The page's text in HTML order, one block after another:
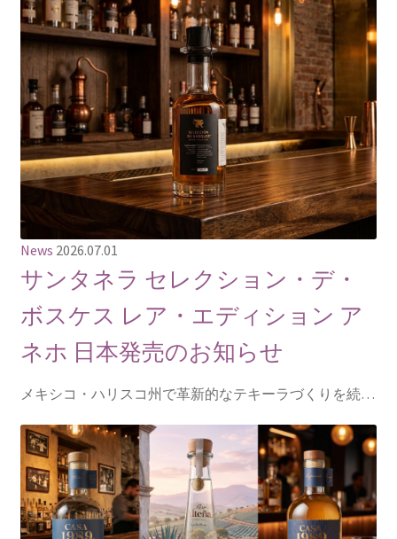
News 2026.07.01
サンタネラ セレクション・デ・
ボスケス レア・エディション ア
ネホ 日本発売のお知らせ
メキシコ・ハリスコ州で革新的なテキーラづくりを続…